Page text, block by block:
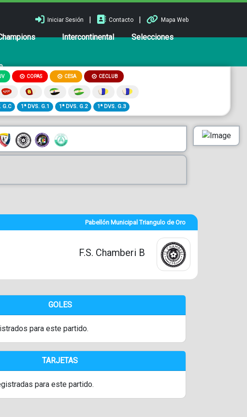
Iniciar Sesión | Contacto | Mapa Web
Intercontinental Selecciones
COPAS CESA CECLUB
G.C 1ª DVS. G.1 1ª DVS. G.2 1ª DVS. G.3
Pabellón Municipal Triangulo de Oro
F.S. Chamberi B
GOLES
para este partido.
TARJETAS
para este partido.